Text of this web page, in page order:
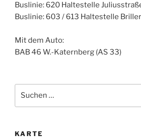
Buslinie: 620 Haltestelle
Buslinie: 603 / 613 Haltestelle
Mit dem Auto:
BAB 46 W.-Katernberg (AS 33)
nach:
KARTE